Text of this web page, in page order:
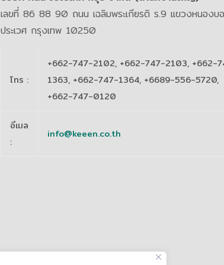
เลขที่ 86 88 90 ถนน เฉลิมพระเกียรติ ร.9 แขวงหนองบ
ประเวศ กรุงเทพ 10250
โทร :
+662-747-2102, +662-747-2103, +662-
1363, +662-747-1364, +6689-556-5720,
+662-747-0120
อีเมล
:
info@keeen.co.th